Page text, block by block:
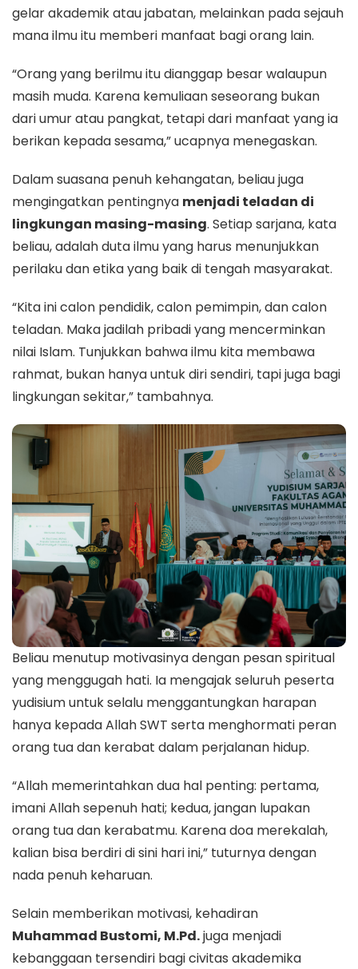
gelar akademik atau jabatan, melainkan pada sejauh
mana ilmu itu memberi manfaat bagi orang lain.
“Orang yang berilmu itu dianggap besar walaupun
masih muda. Karena kemuliaan seseorang bukan
dari umur atau pangkat, tetapi dari manfaat yang ia
berikan kepada sesama,” ucapnya menegaskan.
Dalam suasana penuh kehangatan, beliau juga
mengingatkan pentingnya menjadi teladan di
lingkungan masing-masing. Setiap sarjana, kata
beliau, adalah duta ilmu yang harus menunjukkan
perilaku dan etika yang baik di tengah masyarakat.
“Kita ini calon pendidik, calon pemimpin, dan calon
teladan. Maka jadilah pribadi yang mencerminkan
nilai Islam. Tunjukkan bahwa ilmu kita membawa
rahmat, bukan hanya untuk diri sendiri, tapi juga bagi
lingkungan sekitar,” tambahnya.
Beliau menutup motivasinya dengan pesan spiritual
yang menggugah hati. Ia mengajak seluruh peserta
yudisium untuk selalu menggantungkan harapan
hanya kepada Allah SWT serta menghormati peran
orang tua dan kerabat dalam perjalanan hidup.
“Allah memerintahkan dua hal penting: pertama,
imani Allah sepenuh hati; kedua, jangan lupakan
orang tua dan kerabatmu. Karena doa merekalah,
kalian bisa berdiri di sini hari ini,” tuturnya dengan
nada penuh keharuan.
Selain memberikan motivasi, kehadiran
Muhammad Bustomi, M.Pd.juga menjadi
kebanggaan tersendiri bagi civitas akademika